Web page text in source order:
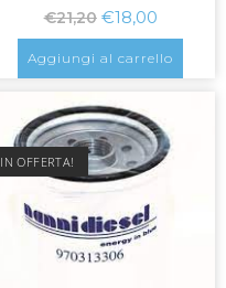
€21,20 €18,00
Aggiungi al carrello
IN OFFERTA!